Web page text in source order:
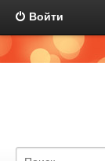
Войти